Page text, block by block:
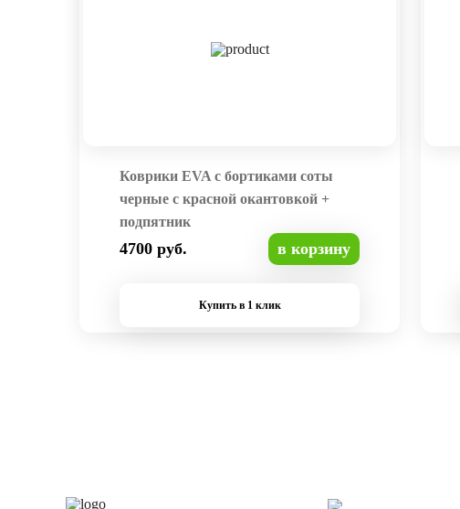
Коврики EVA с бортиками соты
черные с красной окантовкой +
подпятник
4700 руб. в корзину
Купить в 1 клик